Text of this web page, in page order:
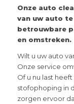
Onze auto
van uw auto
betrouwbare
en omstreken.
Wilt u uw auto
Onze service
Of u nu last
stofophoping in
zorgen ervoor